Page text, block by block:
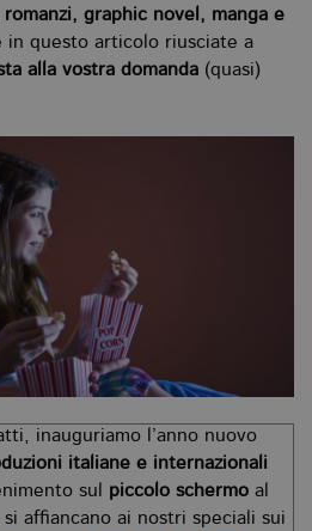
graphic novel, manga e
in questo articolo riusciate a
alla vostra domanda (quasi)
inauguriamo l’anno nuovo
italiane e internazionali
sul
piccolo schermo al
affiancano ai nostri speciali sui